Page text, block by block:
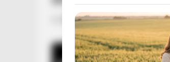
Szerző • May 6, 2026